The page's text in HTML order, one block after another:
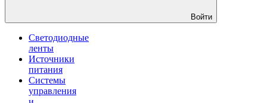
Войти
Светодиодные
ленты
Источники
питания
Системы
управления